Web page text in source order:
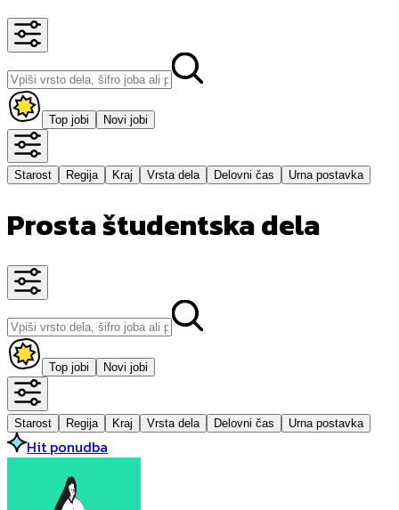
Top jobi Novi jobi
Starost Regija Kraj Vrsta dela Delovni čas Urna postavka
Prosta študentska dela
Top jobi Novi jobi
Starost Regija Kraj Vrsta dela Delovni čas Urna postavka
Hit ponudba